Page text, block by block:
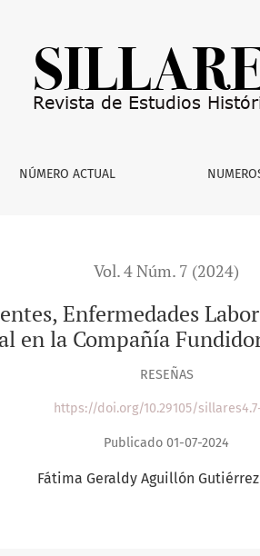
Laborales, Cultura de la
NÚMERO ACTUAL
Vol. 4 Núm. 7 (2024)
Enfermedades
en la Compañía
RESEÑAS
https://doi.org/10.29105/
Publicado 01-07-2024
Fátima Geraldy Aguillón Gutiérrez